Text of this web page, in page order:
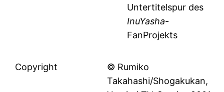
Untertitelspur des
InuYasha-
FanProjekts
Copyright
© Rumiko
Takahashi/Shogakukan,